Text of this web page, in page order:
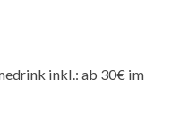
inkl.: ab 30€ im